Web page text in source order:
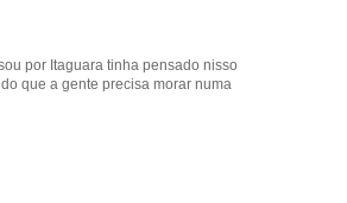
por Itaguara tinha pensado nisso
que a gente precisa morar numa